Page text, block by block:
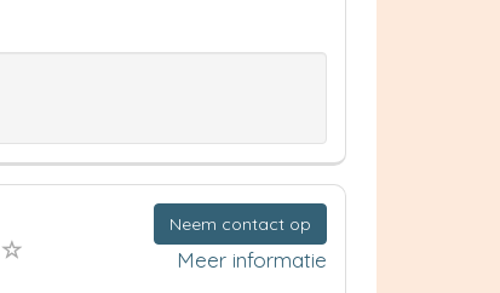
Neem contact op
Meer informatie